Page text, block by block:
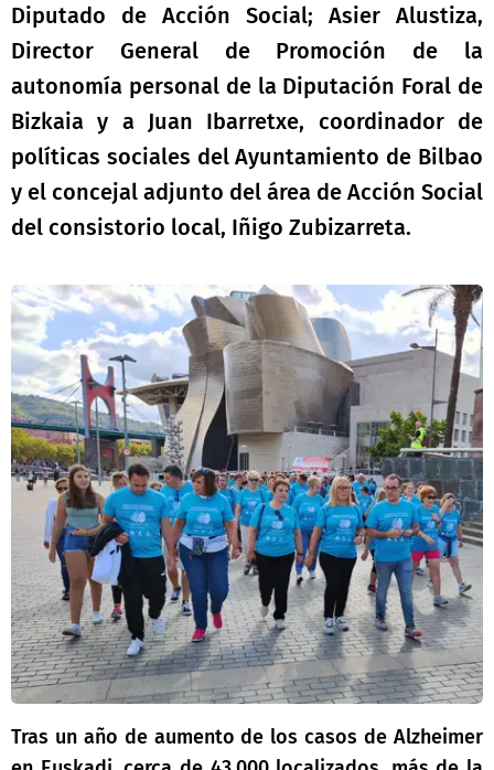
Diputado de Acción Social; Asier Alustiza,
Director General de Promoción de la
autonomía personal de la Diputación Foral de
Bizkaia y a Juan Ibarretxe, coordinador de
políticas sociales del Ayuntamiento de Bilbao
y el concejal adjunto del área de Acción Social
del consistorio local, Iñigo Zubizarreta.
Tras un año de aumento de los casos de Alzheimer